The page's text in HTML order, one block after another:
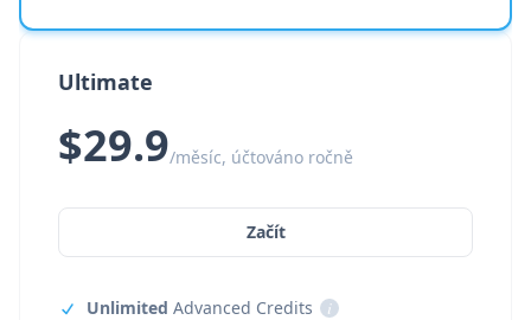
Ultimate
$29.9/měsíc, účtováno ročně
Začít
Unlimited Advanced Credits
i